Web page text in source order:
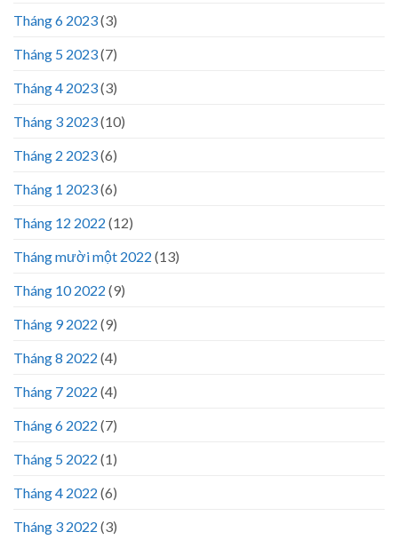
Tháng 6 2023(3)
Tháng 5 2023(7)
Tháng 4 2023(3)
Tháng 3 2023(10)
Tháng 2 2023(6)
Tháng 1 2023(6)
Tháng 12 2022 (12)
Tháng mười một 2022 (13)
Tháng 10 2022 (9)
Tháng 9 2022 (9)
Tháng 8 2022 (4)
Tháng 7 2022 (4)
Tháng 6 2022 (7)
Tháng 5 2022 (1)
Tháng 4 2022 (6)
Tháng 3 2022 (3)